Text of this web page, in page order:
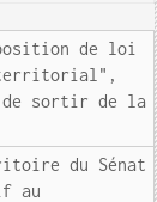
de loi
sortir de la
du Sénat
au